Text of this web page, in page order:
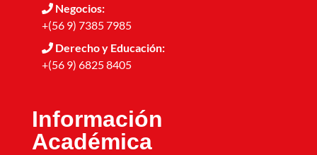
Negocios:
+(56 9) 7385 7985
Derecho y Educación:
+(56 9) 6825 8405
Información
Académica